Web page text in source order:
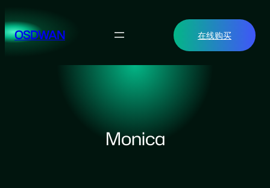
至
内OSDWAN 在线购买
Monica